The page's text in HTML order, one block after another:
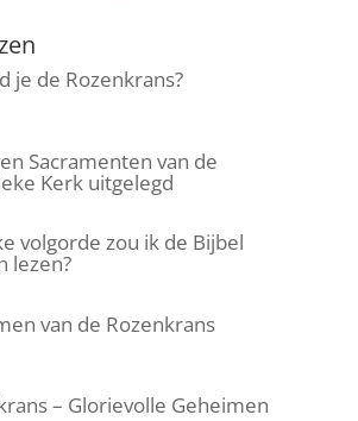
je de Rozenkrans?
Sacramenten van de
Kerk uitgelegd
volgorde zou ik de Bijbel
lezen?
van de Rozenkrans
– Glorievolle Geheimen